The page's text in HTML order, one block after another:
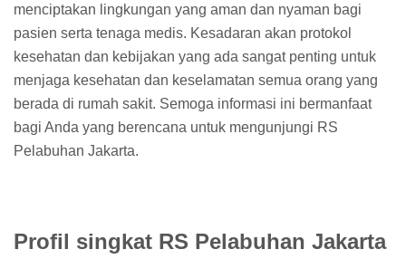
menciptakan lingkungan yang aman dan nyaman bagi
pasien serta tenaga medis. Kesadaran akan protokol
kesehatan dan kebijakan yang ada sangat penting untuk
menjaga kesehatan dan keselamatan semua orang yang
berada di rumah sakit. Semoga informasi ini bermanfaat
bagi Anda yang berencana untuk mengunjungi RS
Pelabuhan Jakarta.
Profil singkat RS Pelabuhan Jakarta